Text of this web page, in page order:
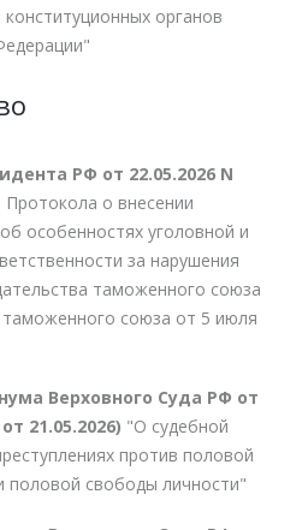
органов
РФ от 22.05.2026 N
о внесении
особенностях уголовной и
за нарушения
таможенного союза
таможенного союза от 5 июля
Верховного Суда РФ от
21.05.2026) "О судебной
против половой
половой свободы личности"